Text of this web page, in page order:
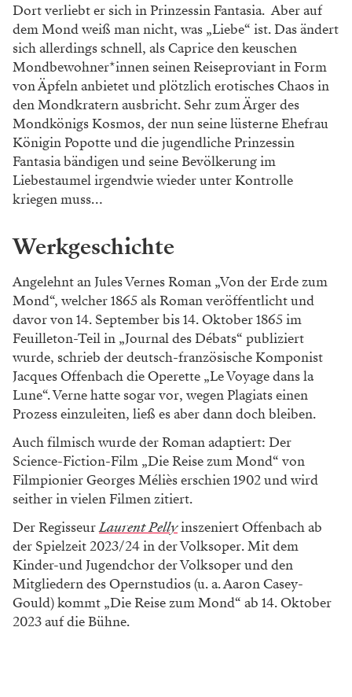
Dort verliebt er sich in Prinzessin Fantasia. Aber auf
dem Mond weiß man nicht, was „Liebe“ ist. Das ändert
sich allerdings schnell, als Caprice den keuschen
Mondbewohner*innen seinen Reiseproviant in Form
von Äpfeln anbietet und plötzlich erotisches Chaos in
den Mondkratern ausbricht. Sehr zum Ärger des
Mondkönigs Kosmos, der nun seine lüsterne Ehefrau
Königin Popotte und die jugendliche Prinzessin
Fantasia bändigen und seine Bevölkerung im
Liebestaumel irgendwie wieder unter Kontrolle
kriegen muss…
Werkgeschichte
Angelehnt an Jules Vernes Roman „Von der Erde zum
Mond“, welcher 1865 als Roman veröffentlicht und
davor von 14. September bis 14. Oktober 1865 im
Feuilleton-Teil in „Journal des Débats“ publiziert
wurde, schrieb der deutsch-französische Komponist
Jacques Offenbach die Operette „Le Voyage dans la
Lune“. Verne hatte sogar vor, wegen Plagiats einen
Prozess einzuleiten, ließ es aber dann doch bleiben.
Auch filmisch wurde der Roman adaptiert: Der
Science-Fiction-Film „Die Reise zum Mond“ von
Filmpionier Georges Méliès erschien 1902 und wird
seither in vielen Filmen zitiert.
Der RegisseurLaurent Pellyinszeniert Offenbach ab
der Spielzeit 2023/24 in der Volksoper. Mit dem
Kinder-und Jugendchor der Volksoper und den
Mitgliedern des Opernstudios (u. a. Aaron Casey-
Gould) kommt „Die Reise zum Mond“ ab 14. Oktober
2023 auf die Bühne.